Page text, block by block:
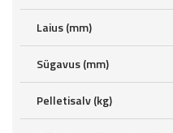
Laius (mm)
Sügavus (mm)
Pelletisalv (kg)